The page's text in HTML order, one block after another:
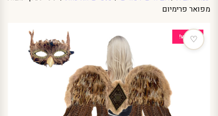
מפואר פרימיום
מבצע!
♡